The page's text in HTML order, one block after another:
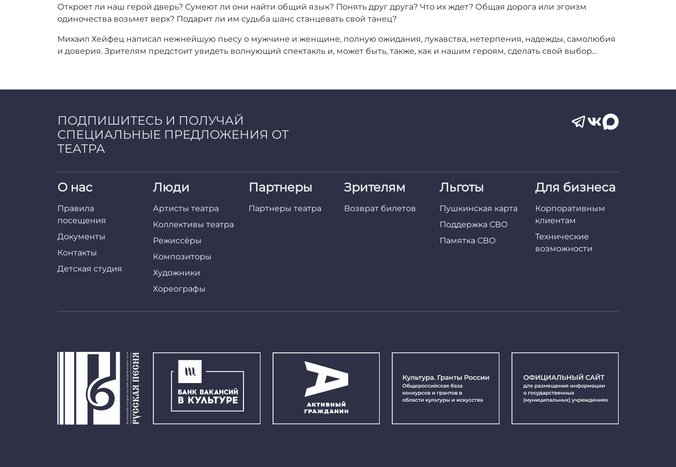
Откроет ли наш герой дверь? Сумеют ли они найти общий язык? Понять друг друга? Что их ждет? Общая дорога или эгоизм
одиночества возьмет верх? Подарит ли им судьба шанс станцевать свой танец?
Михаил Хейфец написал нежнейшую пьесу о мужчине и женщине, полную ожидания, лукавства, нетерпения, надежды, самолюбия
и доверия. Зрителям предстоит увидеть волнующий спектакль и, может быть, также, как и нашим героям, сделать свой выбор…
ПОДПИШИТЕСЬ И ПОЛУЧАЙ
СПЕЦИАЛЬНЫЕ ПРЕДЛОЖЕНИЯ ОТ
ТЕАТРА
О нас
Правила
посещения
Документы
Контакты
Детская студия
Люди
Артисты театра
Коллективы театра
Режиссёры
Композиторы
Художники
Хореографы
Партнеры
Партнеры театра
Зрителям
Возврат билетов
Льготы
Пушкинская карта
Поддержка СВО
Памятка СВО
Для бизнеса
Корпоративным
клиентам
Технические
возможности